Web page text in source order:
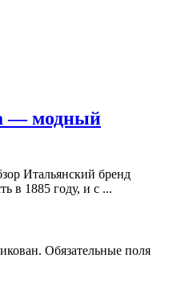
— модный
Итальянский бренд
в 1885 году, и с ...
Обязательные поля